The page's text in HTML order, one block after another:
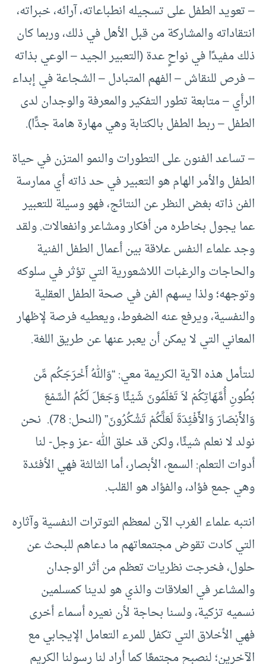
– تعويد الطفل على تسجيله انطباعاته، آرائه، خبراته،
انتقاداته والمشاركة من قبل الأهل في ذلك، وربما كان
ذلك مفيدًا في نواحٍ عدة (التعبير الجيد – الوعي بذاته
– فرص للنقاش – الفهم المتبادل – الشجاعة في إبداء
الرأي – متابعة تطور التفكير والمعرفة والوجدان لدى
الطفل – ربط الطفل بالكتابة وهي مهارة هامة جدًّا).
– تساعد الفنون على التطورات والنمو المتزن في حياة
الطفل والأمر الهام هو التعبير في حد ذاته أي ممارسة
الفن ذاته بغض النظر عن النتائج، فهو وسيلة للتعبير
عما يجول بخاطره من أفكار ومشاعر وانفعالات. ولقد
وجد علماء النفس علاقة بين أعمال الطفل الفنية
والحاجات والرغبات اللاشعورية التي تؤثر في سلوكه
وتوجهه؛ ولذا يسهم الفن في صحة الطفل العقلية
والنفسية، ويرفع عنه الضغوط، ويعطيه فرصة لإظهار
المعاني التي لا يمكن أن يعبر عنها عن طريق اللغة.
لنتأمل هذه الآية الكريمة معي: “وَاللهُ أَخْرَجَكُم مِّن
بُطُونِ أُمَّهَاتِكُمْ لاَ تَعْلَمُونَ شَيْئًا وَجَعَلَ لَكُمُ الْسَّمْعَ
وَالأَبْصَارَ وَالأَفْئِدَةَ لَعَلَّكُمْ تَشْكُرُونَ” (النحل: 78). نحن
نولد لا نعلم شيئًا، ولكن قد خلق الله -عز وجل- لنا
أدوات التعلم: السمع، الأبصار، أما الثالثة فهي الأفئدة
وهي جمع فؤاد، والفؤاد هو القلب.
انتبه علماء الغرب الآن لمعظم التوترات النفسية وآثاره
التي كادت تقوض مجتمعاتهم ما دعاهم للبحث عن
حلول، فخرجت نظريات تعظم من أثر الوجدان
والمشاعر في العلاقات والذي هو لدينا كمسلمين
نسميه تزكية، ولسنا بحاجة لأن نعيره أسماء أخرى
فهي الأخلاق التي تكفل للمرء التعامل الإيجابي مع
الآخرين؛ لنصبح مجتمعًا كما أراد لنا رسولنا الكريم